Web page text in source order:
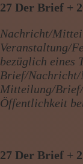
27 Der Brief +
Nachricht/
Veranstaltung/
bezüglich eines
Brief/
Mitteilung/
Öffentlichkeit
27 Der Brief +